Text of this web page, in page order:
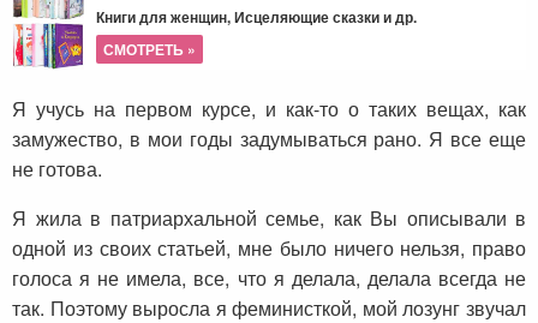
Книги для женщин, Исцеляющие сказки и др.
СМОТРЕТЬ »
Я учусь на первом курсе, и как-то о таких вещах, как
замужество, в мои годы задумываться рано. Я все еще
не готова.
Я жила в патриархальной семье, как Вы описывали в
одной из своих статьей, мне было ничего нельзя, право
голоса я не имела, все, что я делала, делала всегда не
так. Поэтому выросла я феминисткой, мой лозунг звучал